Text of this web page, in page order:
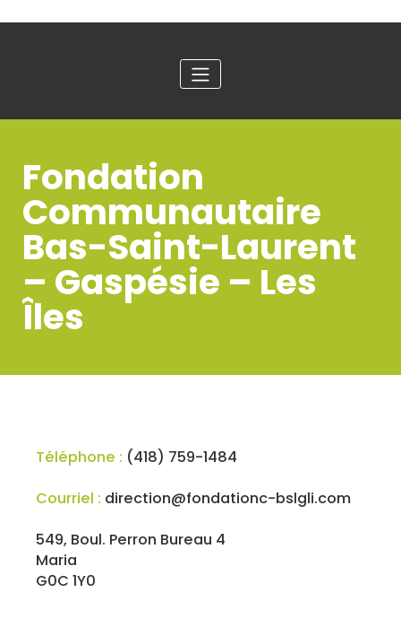
Fondation
Communautaire
Bas-Saint-Laurent
– Gaspésie – Les
Îles
Téléphone : (418) 759-1484
Courriel : direction@fondationc-bslgli.com
549, Boul. Perron Bureau 4
Maria
G0C 1Y0